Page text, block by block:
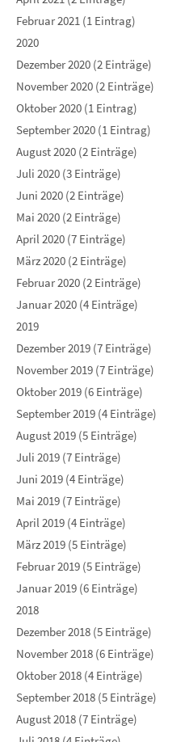
Februar 2021 (1 Eintrag)
2020
Dezember 2020 (2 Einträge)
November 2020 (2 Einträge)
Oktober 2020 (1 Eintrag)
September 2020 (1 Eintrag)
August 2020 (2 Einträge)
Juli 2020 (3 Einträge)
Juni 2020 (2 Einträge)
Mai 2020 (2 Einträge)
April 2020 (7 Einträge)
März 2020 (2 Einträge)
Februar 2020 (2 Einträge)
Januar 2020 (4 Einträge)
2019
Dezember 2019 (7 Einträge)
November 2019 (7 Einträge)
Oktober 2019 (6 Einträge)
September 2019 (4 Einträge)
August 2019 (5 Einträge)
Juli 2019 (7 Einträge)
Juni 2019 (4 Einträge)
Mai 2019 (7 Einträge)
April 2019 (4 Einträge)
März 2019 (5 Einträge)
Februar 2019 (5 Einträge)
Januar 2019 (6 Einträge)
2018
Dezember 2018 (5 Einträge)
November 2018 (6 Einträge)
Oktober 2018 (4 Einträge)
September 2018 (5 Einträge)
August 2018 (7 Einträge)